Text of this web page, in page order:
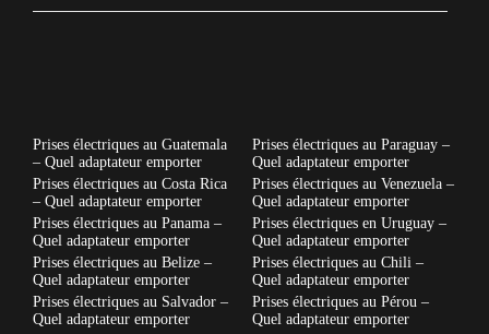
Prises électriques au Guatemala
– Quel adaptateur emporter
Prises électriques au Costa Rica
– Quel adaptateur emporter
Prises électriques au Panama –
Quel adaptateur emporter
Prises électriques au Belize –
Quel adaptateur emporter
Prises électriques au Salvador –
Quel adaptateur emporter
Prises électriques au Paraguay –
Quel adaptateur emporter
Prises électriques au Venezuela –
Quel adaptateur emporter
Prises électriques en Uruguay –
Quel adaptateur emporter
Prises électriques au Chili –
Quel adaptateur emporter
Prises électriques au Pérou –
Quel adaptateur emporter